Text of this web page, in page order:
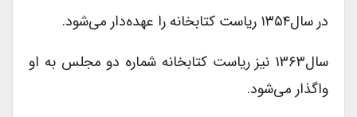
در سال۱۳۵۴ ریاست کتابخانه را عهده‌دار می‌شود.
سال۱۳۶۳ نیز ریاست کتابخانه شماره دو مجلس به او
واگذار می‌شود.